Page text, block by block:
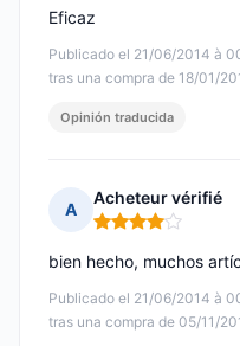
Publicado el 21/06/2014 à
tras una compra de 18/01/
Eficaz
Opinión traducida
A
Acheteur vérifié
Nota: 4 de 5
Publicado el 21/06/2014 à
tras una compra de 05/11/
bien hecho, muchos